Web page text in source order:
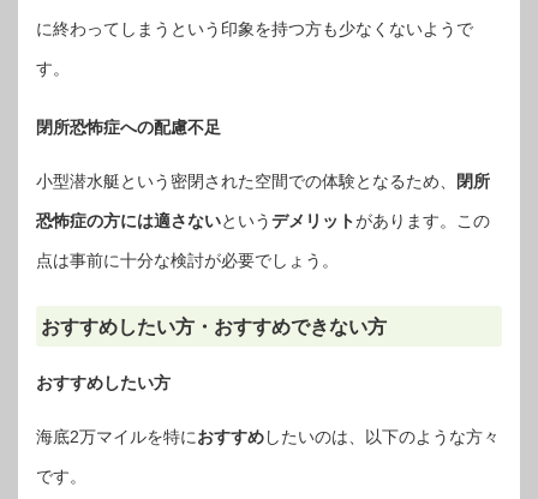
に終わってしまうという印象を持つ方も少なくないようで
す。
閉所恐怖症への配慮不足
小型潜水艇という密閉された空間での体験となるため、 閉所
恐怖症の方には適さないというデメリットがあります。この
点は事前に十分な検討が必要でしょう。
おすすめしたい方・おすすめできない方
おすすめしたい方
海底2万マイルを特におすすめしたいのは、以下のような方々
です。